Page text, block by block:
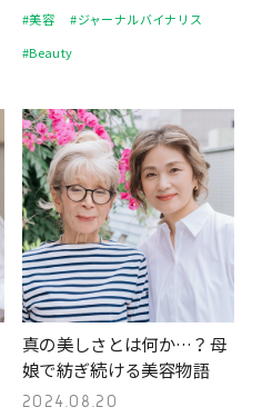
#美容
#ジャーナルバイナリス
#Beauty
真の美しさとは何か…？ 母
娘で紡ぎ続ける美容物語
2024.08.20